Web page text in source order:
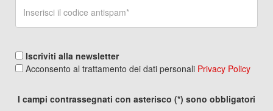
Iscriviti alla newsletter
Acconsento al trattamento dei dati personali Privacy Policy
I campi contrassegnati con asterisco (*) sono obbligatori